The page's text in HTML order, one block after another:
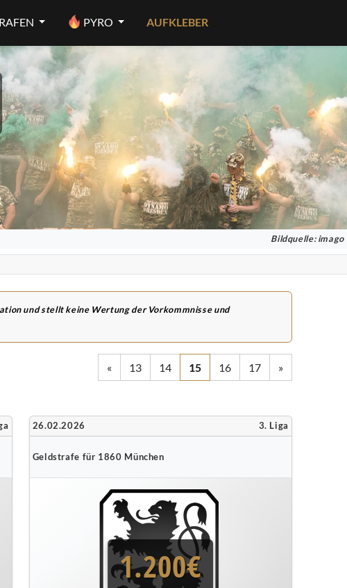
PYRO AUFKLEBER
Bildquelle: imago
und stellt keine Wertung der Vorkommnisse und
« 13 14 15 16 17 »
26.02.2026 3. Liga
Geldstrafe für 1860 München
1.200€